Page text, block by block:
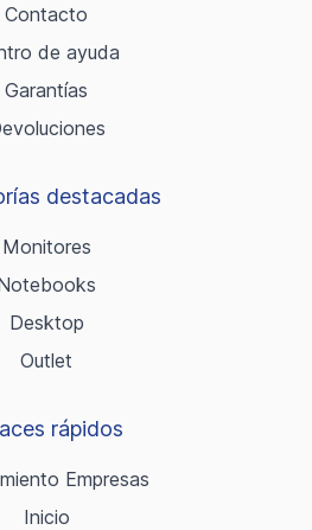
Contacto
de ayuda
Garantías
destacadas
Monitores
Desktop
Outlet
rápidos
Empresas
Inicio